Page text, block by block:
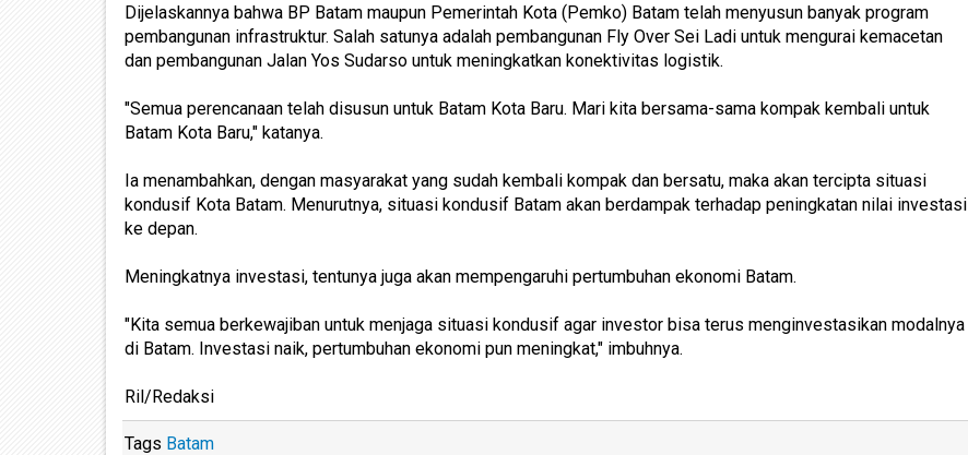
Dijelaskannya bahwa BP Batam maupun Pemerintah Kota (Pemko) Batam telah menyusun banyak program
pembangunan infrastruktur. Salah satunya adalah pembangunan Fly Over Sei Ladi untuk mengurai kemacetan
dan pembangunan Jalan Yos Sudarso untuk meningkatkan konektivitas logistik.
"Semua perencanaan telah disusun untuk Batam Kota Baru. Mari kita bersama-sama kompak kembali untuk
Batam Kota Baru," katanya.
Ia menambahkan, dengan masyarakat yang sudah kembali kompak dan bersatu, maka akan tercipta situasi
kondusif Kota Batam. Menurutnya, situasi kondusif Batam akan berdampak terhadap peningkatan nilai investasi
ke depan.
Meningkatnya investasi, tentunya juga akan mempengaruhi pertumbuhan ekonomi Batam.
"Kita semua berkewajiban untuk menjaga situasi kondusif agar investor bisa terus menginvestasikan modalnya
di Batam. Investasi naik, pertumbuhan ekonomi pun meningkat," imbuhnya.
Ril/Redaksi
Tags Batam